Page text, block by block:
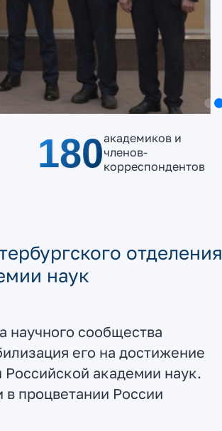
РАН
180академиков и
членов-
корреспондентов
отделения
наук
научного сообщества
его на достижение
академии наук.
процветании России